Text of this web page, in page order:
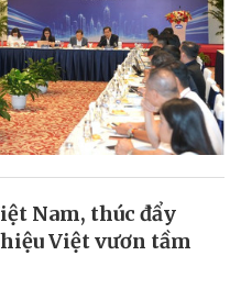
Nam, thúc đẩy
Việt vươn tầm